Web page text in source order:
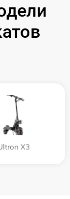
X3